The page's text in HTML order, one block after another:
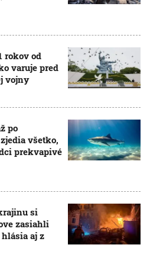
rokov od
varuje pred
vojny
po
všetko,
prekvapivé
si
zasiahli
aj z